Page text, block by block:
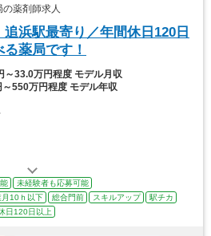
薬剤師求人
追浜駅最寄り／年間休日120日
薬局です！
～33.0万円程度 モデル月収
～550万円程度 モデル年収
未経験者も応募可能
月10ｈ以下 総合門前 スキルアップ
駅チカ
日120日以上